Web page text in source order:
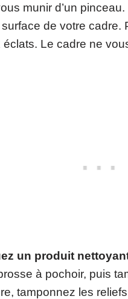
munir d’un
de votre cadre.
Le cadre ne
un produit
à pochoir, puis
tamponnez les